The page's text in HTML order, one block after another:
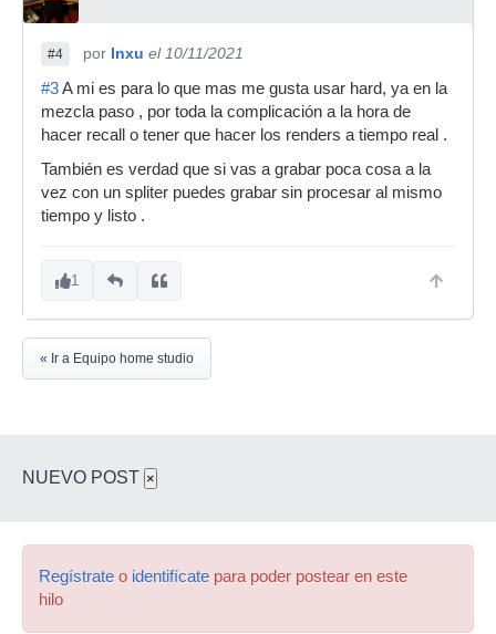
#4 por Inxu el 10/11/2021
#3A mi es para lo que mas me gusta usar hard, ya en la
mezcla paso , por toda la complicación a la hora de
hacer recall o tener que hacer los renders a tiempo real .
También es verdad que si vas a grabar poca cosa a la
vez con un spliter puedes grabar sin procesar al mismo
tiempo y listo .
1
« Ir a Equipo home studio
NUEVO POST ×
Regístrate o identifícate para poder postear en este
hilo